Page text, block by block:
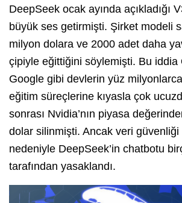
DeepSeek ocak ayında açıkladığı
büyük ses getirmişti. Şirket modeli
milyon dolara ve 2000 adet daha
çipiyle eğittiğini söylemişti. Bu iddia
Google gibi devlerin yüz
eğitim süreçlerine kıyasla çok
sonrası Nvidia’nın piyasa
dolar silinmişti. Ancak veri güvenliği
nedeniyle DeepSeek’in chatbotu
tarafından yasaklandı.